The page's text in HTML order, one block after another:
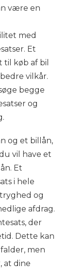
være en
med
Et
køb af bil
vilkår.
begge
og
og et billån,
vil have et
Et
i hele
og
afdrag.
der
Dette kan
men
at dine